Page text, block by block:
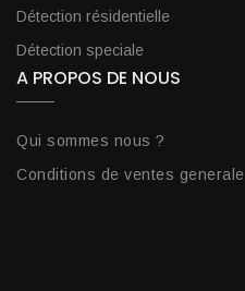
Détection résidentielle
Détection speciale
A PROPOS DE NOUS
Qui sommes nous ?
Conditions de ventes generale